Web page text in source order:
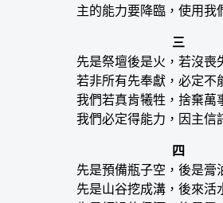
主的能力要降臨，使用我
三
先是祭壇後是火，若沒喪
若非所有先奉獻，必定不
我們若真肯犧牲，捨棄萬
我們必定得能力，因主信
四
先是預備瓶子空，後是膏
先是山谷挖成溝，後來活